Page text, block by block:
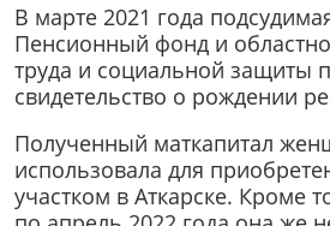
В марте 2021 года
Пенсионный фонд и
труда и социальной защиты
свидетельство о рождении
Полученный маткапитал
использовала для
участком в Аткарске. Кроме